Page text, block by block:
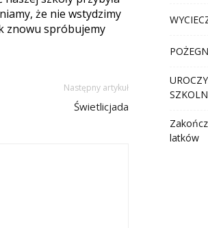
że nie wstydzimy
znowu spróbujemy
Następny artykuł
Świetlicjada
latków